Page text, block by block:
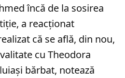
încă de la sosirea
a reacționat
că se află, din nou,
cu Theodora
bărbat, notează